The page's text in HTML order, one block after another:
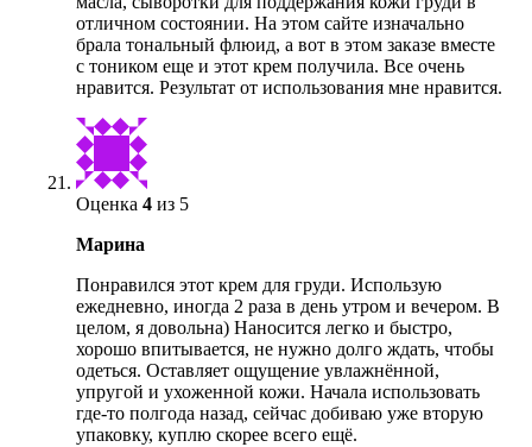
отличном состоянии. На этом сайте изначально
брала тональный флюид, а вот в этом заказе вместе
с тоником еще и этот крем получила. Все очень
нравится. Результат от использования мне нравится.
Оценка 4 из 5
Марина
Понравился этот крем для груди. Использую
ежедневно, иногда 2 раза в день утром и вечером. В
целом, я довольна) Наносится легко и быстро,
хорошо впитывается, не нужно долго ждать, чтобы
одеться. Оставляет ощущение увлажнённой,
упругой и ухоженной кожи.​ Начала использовать
где-то полгода назад, сейчас добиваю уже вторую
упаковку, куплю скорее всего ещё.